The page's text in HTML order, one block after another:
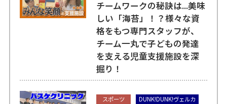
チームワークの秘訣は...美味
しい「海苔」！？様々な資
格をもつ専門スタッフが、
チーム一丸で子どもの発達
を支える児童支援施設を深
掘り！
スポーツ DUNK!DUNK!ヴェルカ